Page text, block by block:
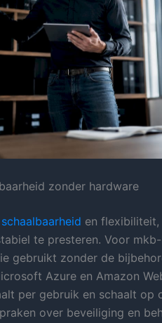
zonder hardware
en flexibiliteit,
te presteren. Voor
gebruikt zonder de
Azure en Amazon
per gebruik en schaalt op
over beveiliging en